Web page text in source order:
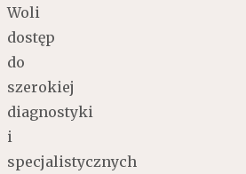
Woli
dostęp
do
szerokiej
diagnostyki
i
specjalistycznych